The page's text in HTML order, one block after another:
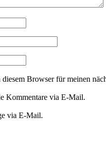
Browser für meinen
Kommentare via E-Mail.
via E-Mail.